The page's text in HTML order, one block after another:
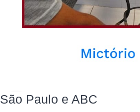
São Paulo e ABC